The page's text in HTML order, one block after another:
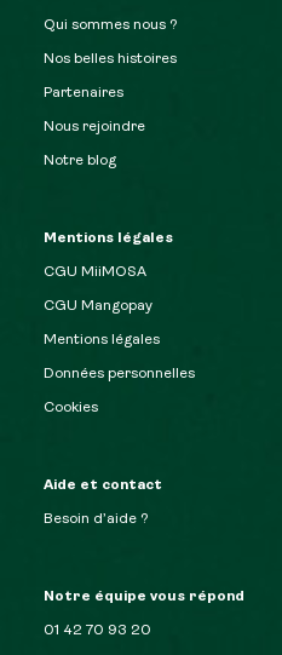
Qui sommes nous ?
Nos belles histoires
Partenaires
Nous rejoindre
Notre blog
Mentions légales
CGU MiiMOSA
CGU Mangopay
Mentions légales
Données personnelles
Cookies
Aide et contact
Besoin d’aide ?
Notre équipe vous répond
01 42 70 93 20